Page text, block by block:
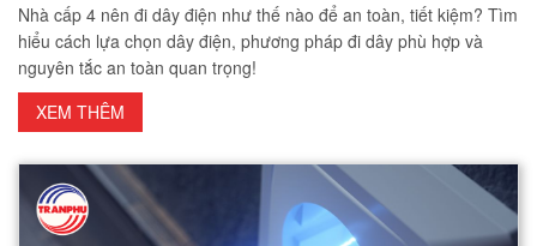
Nhà cấp 4 nên đi dây điện như thế nào để an toàn, tiết kiệm? Tìm
hiểu cách lựa chọn dây điện, phương pháp đi dây phù hợp và
nguyên tắc an toàn quan trọng!
XEM THÊM